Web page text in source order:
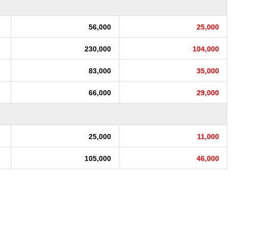
56,000 25,000
230,000 104,000
83,000 35,000
66,000 29,000
25,000 11,000
105,000 46,000